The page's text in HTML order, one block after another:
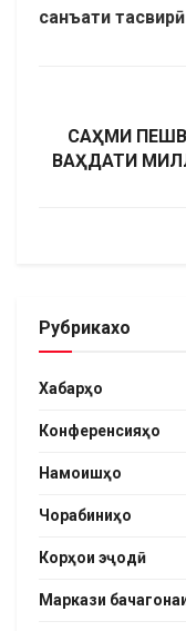
санъати
САҲМИ
ВАҲДАТИ
Рубрикахо
Хабарҳо
Конференсияҳо
Намоишҳо
Чорабиниҳо
Корҳои эҷодӣ
Маркази